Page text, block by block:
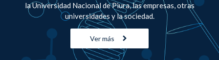
la Universidad Nacional de Piura, las empresas, otras
universidades y la sociedad.
Ver más